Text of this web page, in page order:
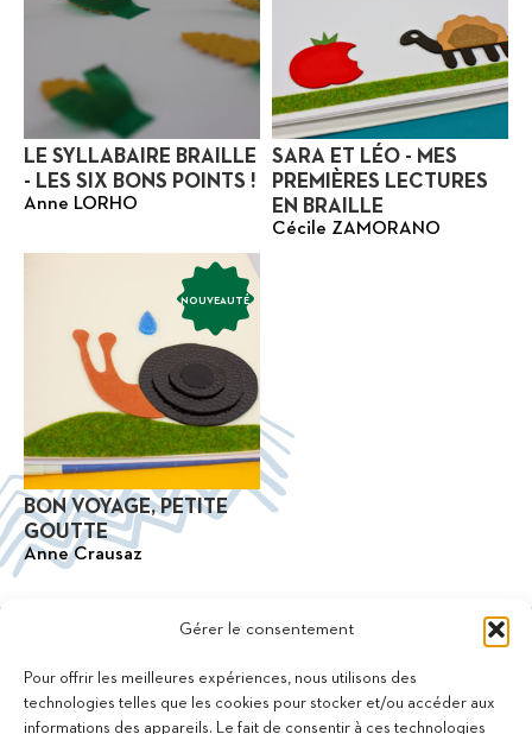
Gérer le consentement
Pour offrir les meilleures expériences, nous utilisons des
technologies telles que les cookies pour stocker et/ou accéder aux
informations des appareils. Le fait de consentir à ces technologies
LE SYLLABAIRE BRAILLE
- LES SIX BONS POINTS !
Anne LORHO
SARA ET LÉO - MES
PREMIÈRES LECTURES
EN BRAILLE
Cécile ZAMORANO
BON VOYAGE, PETITE
GOUTTE
Anne Crausaz
NOUVEAUTÉ